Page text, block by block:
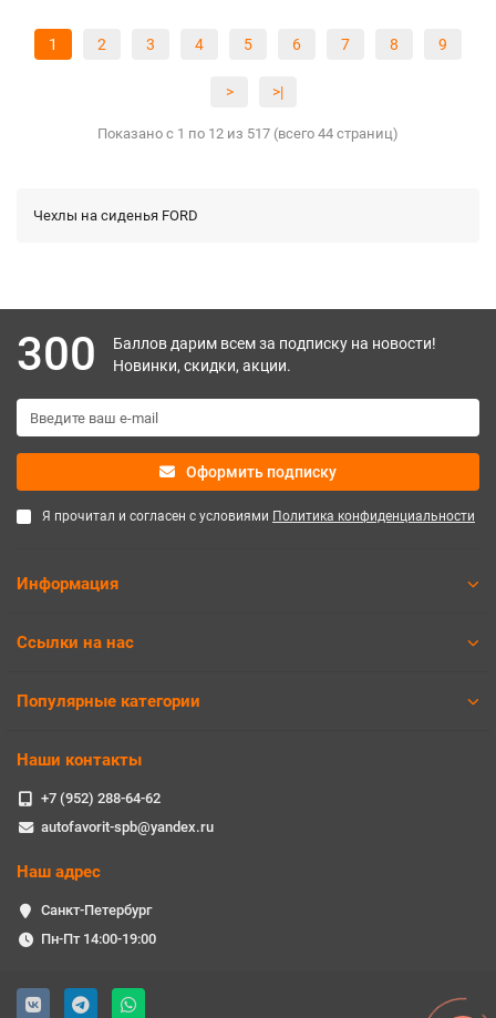
1 2 3 4 5 6 7 8 9
> >|
Показано с 1 по 12 из 517 (всего 44 страниц)
Чехлы на сиденья FORD
300
Баллов дарим всем за подписку на новости!
Новинки, скидки, акции.
Оформить подписку
Я прочитал и согласен с условиями Политика конфиденциальности
Информация
Ссылки на нас
Популярные категории
Наши контакты
+7 (952) 288-64-62
autofavorit-spb@yandex.ru
Наш адрес
Санкт-Петербург
Пн-Пт 14:00-19:00